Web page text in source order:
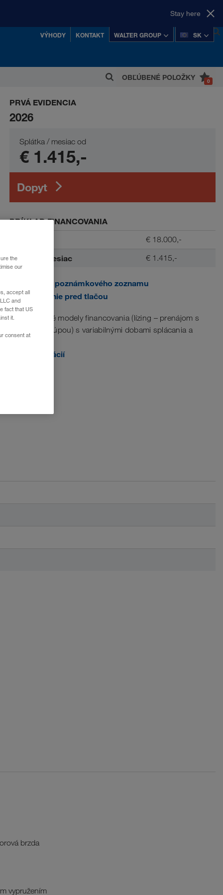
Stay here
VÝHODY KONTAKT WALTER GROUP SK
OBĽÚBENÉ POLOŽKY 0
PRVÁ EVIDENCIA
2026
Splátka / mesiac od
€ 1.415,-
Dopyt
PRÍKLAD FINANCOVANIA
€ 18.000,-
Splátka / mesiac € 1.415,-
Pridať do poznámkového zoznamu
Zobrazenie pred tlačou
Na mieru šité modely financovania (lízing – prenájom s
následnou kúpou) s variabilnými dobami splácania a
Viac informácií
brzda
vypružením
the
our
accept all
and
fact that US
it.
consent at